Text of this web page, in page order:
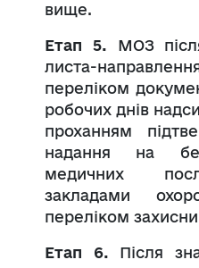
вище.
Етап 5. МОЗ
листа-
переліком
робочих днів
проханням
надання на
медичних
закладами
переліком
Етап 6. Після